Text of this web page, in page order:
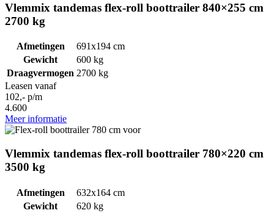
Vlemmix tandemas flex-roll boottrailer 840×255 cm
2700 kg
Afmetingen
691x194 cm
Gewicht
600 kg
Draagvermogen 2700 kg
Leasen vanaf
102,- p/m
4.600
Meer informatie
Vlemmix tandemas flex-roll boottrailer 780×220 cm
3500 kg
Afmetingen
632x164 cm
Gewicht
620 kg